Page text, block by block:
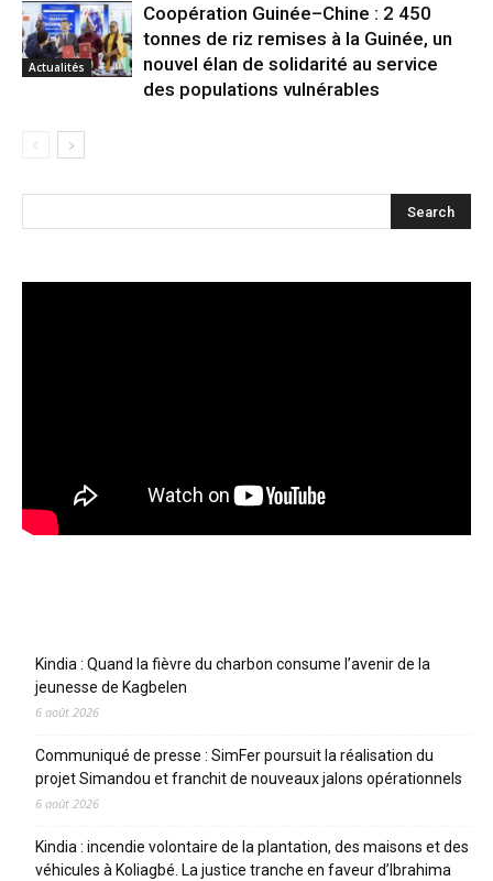
Actualités
Coopération Guinée–Chine : 2 450
tonnes de riz remises à la Guinée, un
nouvel élan de solidarité au service
des populations vulnérables
Kindia : Quand la fièvre du charbon consume l’avenir de la
jeunesse de Kagbelen
6 août 2026
Communiqué de presse : SimFer poursuit la réalisation du
projet Simandou et franchit de nouveaux jalons opérationnels
6 août 2026
Kindia : incendie volontaire de la plantation, des maisons et des
véhicules à Koliagbé. La justice tranche en faveur d’Ibrahima